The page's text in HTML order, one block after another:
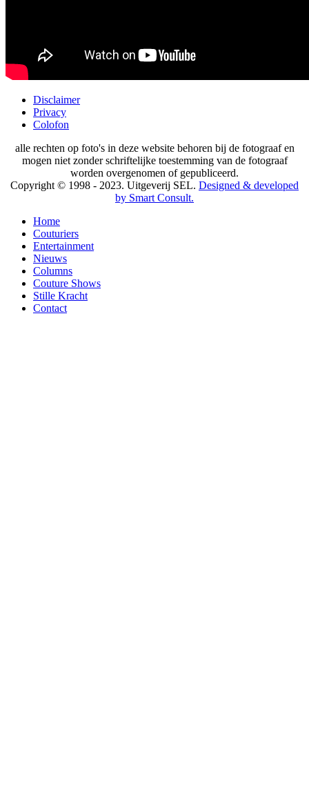
Disclaimer
Privacy
Colofon
alle rechten op foto's in deze website behoren bij de fotograaf en
mogen niet zonder schriftelijke toestemming van de fotograaf
worden overgenomen of gepubliceerd.
Copyright © 1998 - 2023. Uitgeverij SEL. Designed & developed
by Smart Consult.
Home
Couturiers
Entertainment
Nieuws
Columns
Couture Shows
Stille Kracht
Contact